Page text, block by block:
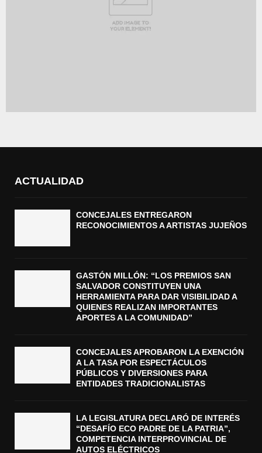
ACTUALIDAD
CONCEJALES ENTREGARON
RECONOCIMIENTOS A ARTISTAS JUJEÑOS
GASTÓN MILLÓN: “LOS PREMIOS SAN
SALVADOR CONSTITUYEN UNA
HERRAMIENTA PARA DAR VISIBILIDAD A
QUIENES REALIZAN IMPORTANTES
APORTES A LA COMUNIDAD”
CONCEJALES APROBARON LA EXENCIÓN
A LA TASA POR ESPECTÁCULOS
PÚBLICOS Y DIVERSIONES PARA
ENTIDADES TRADICIONALISTAS
LA LEGISLATURA DECLARÓ DE INTERÉS
“DESAFÍO ECO PADRE DE LA PATRIA”,
COMPETENCIA INTERPROVINCIAL DE
AUTOS ELÉCTRICOS